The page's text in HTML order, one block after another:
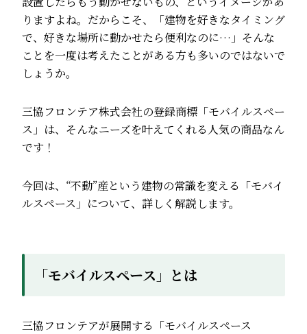
りますよね。だからこそ、「建物を好きなタイミング
で、好きな場所に動かせたら便利なのに…」そんな
ことを一度は考えたことがある方も多いのではないで
しょうか。
三協フロンテア株式会社の登録商標「モバイルスペー
ス」は、そんなニーズを叶えてくれる人気の商品なん
です！
今回は、“不動”産という建物の常識を変える「モバイ
ルスペース」について、詳しく解説します。
「モバイルスペース」とは
三協フロンテアが展開する「モバイルスペース